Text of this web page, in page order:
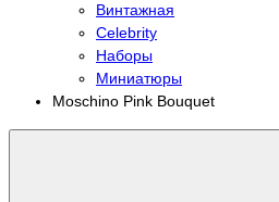
Винтажная
Celebrity
Наборы
Миниатюры
Moschino Pink Bouquet